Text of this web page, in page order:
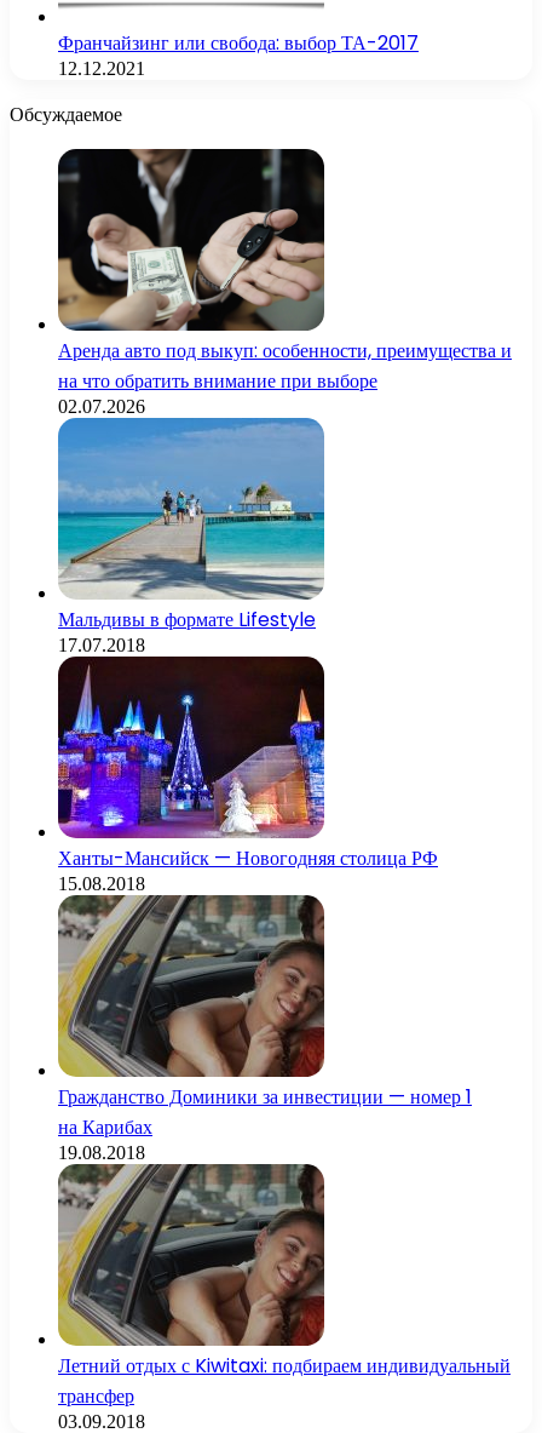
Франчайзинг или свобода: выбор ТА-2017
12.12.2021
Обсуждаемое
Аренда авто под выкуп: особенности, преимущества и
на что обратить внимание при выборе
02.07.2026
Мальдивы в формате Lifestyle
17.07.2018
Ханты-Мансийск — Новогодняя столица РФ
15.08.2018
Гражданство Доминики за инвестиции — номер 1
на Карибах
19.08.2018
Летний отдых с Kiwitaxi: подбираем индивидуальный
трансфер
03.09.2018